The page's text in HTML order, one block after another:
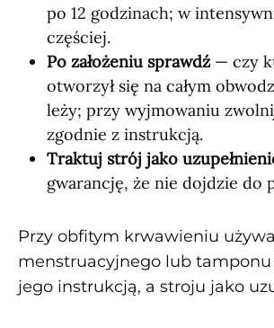
po 12 godzinach; w
częściej.
Po założeniu sprawdź— czy
otworzył się na całym
leży; przy wyjmowaniu
zgodnie z instrukcją.
Traktuj strój jako
gwarancję, że nie dojdzie do
Przy obfitym krwawieniu
menstruacyjnego lub tamponu
jego instrukcją, a stroju jako